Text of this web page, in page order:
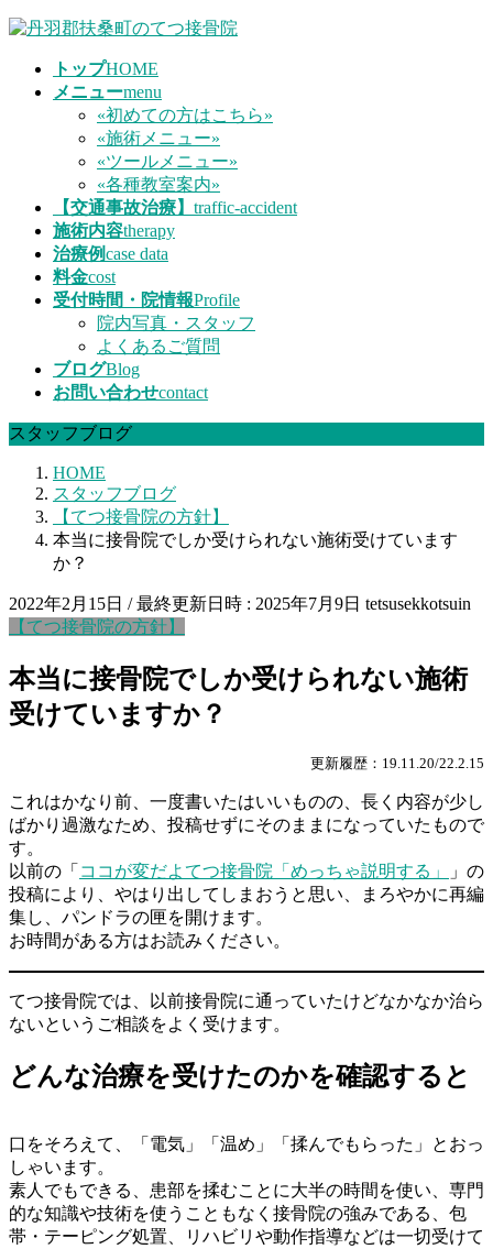
コ
ナ
トップHOME
メニューmenu
«初めての方はこちら»
«施術メニュー»
«ツールメニュー»
«各種教室案内»
【交通事故治療】 traffic-accident
施術内容therapy
治療例case data
料金cost
受付時間・院情報Profile
院内写真・スタッフ
よくあるご質問
ブログBlog
お問い合わせcontact
スタッフブログ
HOME
スタッフブログ
【てつ接骨院の方針】
本当に接骨院でしか受けられない施術受けています
か？
2022年2月15日 / 最終更新日時 : 2025年7月9日 tetsusekkotsuin
【てつ接骨院の方針】
本当に接骨院でしか受けられない施術
受けていますか？
更新履歴：19.11.20/22.2.15
これはかなり前、一度書いたはいいものの、長く内容が少し
ばかり過激なため、投稿せずにそのままになっていたもので
す。
以前の「 ココが変だよてつ接骨院「めっちゃ説明する」
」の
投稿により、やはり出してしまおうと思い、まろやかに再編
集し、パンドラの匣を開けます。
お時間がある方はお読みください。
てつ接骨院では、以前接骨院に通っていたけどなかなか治ら
ないというご相談をよく受けます。
どんな治療を受けたのかを確認すると
口をそろえて、「電気」「温め」「揉んでもらった」とおっ
しゃいます。
素人でもできる、患部を揉むことに大半の時間を使い、専門
的な知識や技術を使うこともなく接骨院の強みである、包
帯・テーピング処置、リハビリや動作指導などは一切受けて